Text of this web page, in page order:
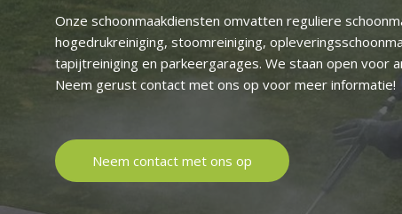
Onze schoonmaakdiensten omvatten reguliere
hogedrukreiniging, stoomreiniging,
tapijtreiniging en parkeergarages. We staan open voor
Neem gerust contact met ons op voor meer informatie!
Neem contact met ons op